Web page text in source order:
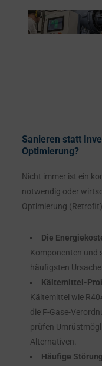
Sanieren statt
Optimierung?
Nicht immer ist ein
notwendig oder
Optimierung
Die
Komponenten und
häufigsten
Kältemittel-
Kältemittel wie
die F-Gase-
prüfen
Alternativen.
Häufige